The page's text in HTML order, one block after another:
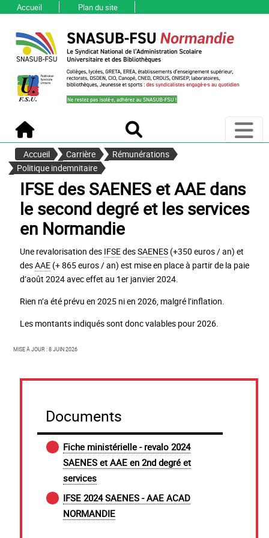
Accueil Plan du site
Accueil Recherche
Accueil Carrière
Rémunérations
Politique indemnitaire
IFSE des SAENES et AAE dans
le second degré et les services
en Normandie
Une revalorisation des IFSEdesSAENES(+350 euros / an) et
desAAE(+ 865 euros / an) est mise en place à partir de la paie
d’août 2024 avec effet au 1er janvier 2024.
Rien n’a été prévu en 2025 ni en 2026, malgré l’inflation.
Les montants indiqués sont donc valables pour 2026.
Mise à jour : 8 juin 2026
Documents
Fiche ministérielle - revalo 2024
SAENES et AAE en 2nd degré et
services
IFSE 2024 SAENES - AAE ACAD
NORMANDIE